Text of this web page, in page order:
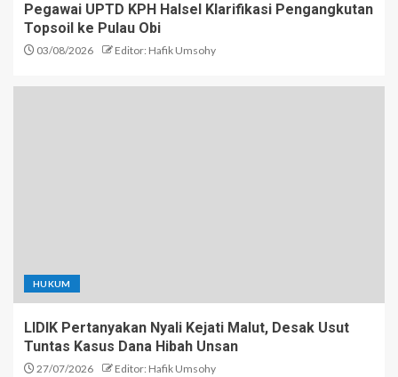
Pegawai UPTD KPH Halsel Klarifikasi Pengangkutan
Topsoil ke Pulau Obi
03/08/2026 Editor: Hafik Umsohy
HUKUM
LIDIK Pertanyakan Nyali Kejati Malut, Desak Usut
Tuntas Kasus Dana Hibah Unsan
27/07/2026 Editor: Hafik Umsohy